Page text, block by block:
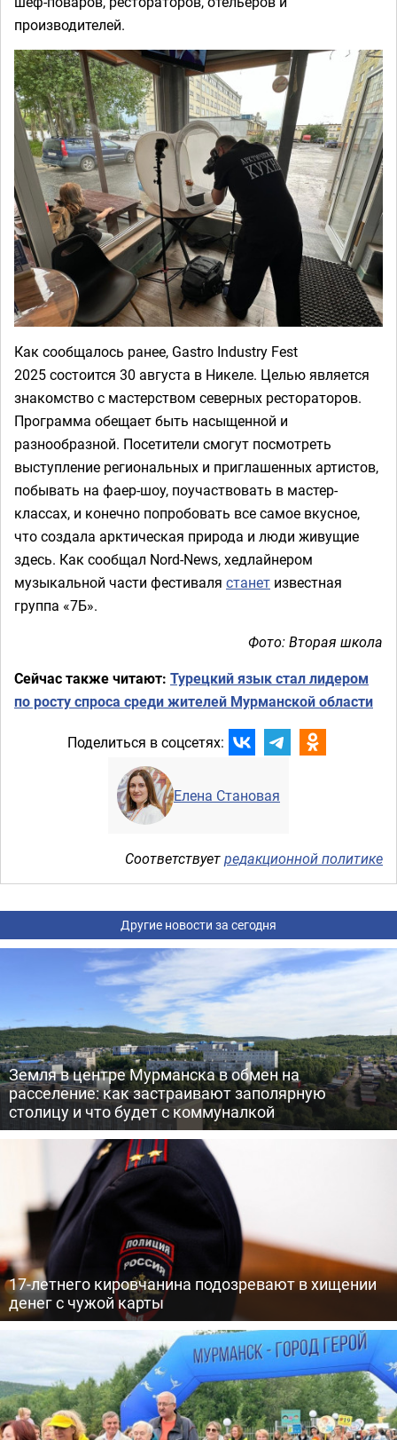
производителей.
Как сообщалось ранее, Gastro Industry Fest
2025 состоится 30 августа в Никеле. Целью является
знакомство с мастерством северных рестораторов.
Программа обещает быть насыщенной и
разнообразной. Посетители смогут посмотреть
выступление региональных и приглашенных артистов,
побывать на фаер-шоу, поучаствовать в мастер-
классах, и конечно попробовать все самое вкусное,
что создала арктическая природа и люди живущие
здесь. Как сообщал Nord-News, хедлайнером
музыкальной части фестиваля станет известная
группа «7Б».
Фото: Вторая школа
Сейчас также читают: Турецкий язык стал лидером
по росту спроса среди жителей Мурманской области
Поделиться в соцсетях:
Елена Становая
Соответствуетредакционной политике
Другие новости за сегодня
Земля в центре Мурманска в обмен на
расселение: как застраивают заполярную
столицу и что будет с коммуналкой
17-летнего кировчанина подозревают в хищении
денег с чужой карты